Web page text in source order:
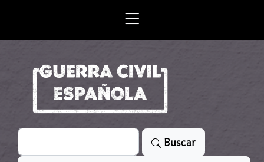
Search
Buscar